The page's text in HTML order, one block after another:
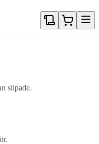
slipade.